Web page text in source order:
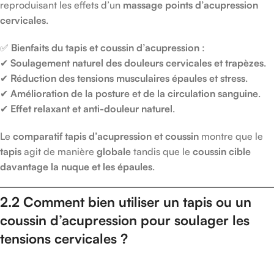
reproduisant les effets d’un massage points d’acupression
cervicales.
✅ Bienfaits du tapis et coussin d’acupression :
✔ Soulagement naturel des douleurs cervicales et trapèzes.
✔ Réduction des tensions musculaires épaules et stress.
✔ Amélioration de la posture et de la circulation sanguine.
✔ Effet relaxant et anti-douleur naturel.
Le comparatif tapis d’acupression et coussin montre que le
tapis agit de manière globale tandis que le coussin cible
davantage la nuque et les épaules.
2.2 Comment bien utiliser un tapis ou un
coussin d’acupression pour soulager les
tensions cervicales ?